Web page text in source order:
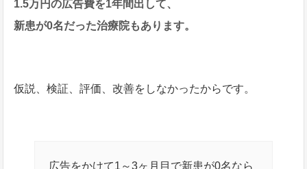
1.5万円の広告費を1年間出して、
新患が0名だった治療院もあります。
仮説、検証、評価、改善をしなかったからです。
広告をかけて1～3ヶ月目で新患が0名なら